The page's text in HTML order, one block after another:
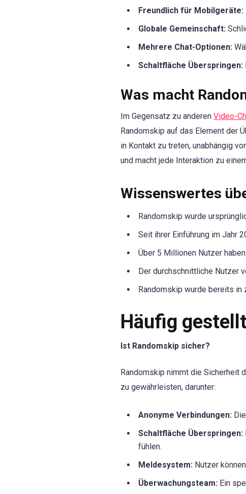
Freundlich für Mobilgeräte:
Globale Gemeinschaft:
Mehrere Chat-Optionen:
Schaltfläche Überspringen:
Was macht
Im Gegensatz zu anderen Video-
Randomskip auf das Element der
in Kontakt zu treten, unabhängig
und macht jede Interaktion zu
Wissenswertes
Randomskip wurde
Seit ihrer Einführung im Jahr
Über 5 Millionen Nutzer
Der durchschnittliche Nutzer
Randomskip wurde bereits in
Häufig
Ist Randomskip sicher?
Randomskip nimmt die Sicherheit
zu gewährleisten, darunter:
Anonyme Verbindungen:
Schaltfläche Überspringen:
fühlen.
Meldesystem: Nutzer
Überwachungsteam: Ein